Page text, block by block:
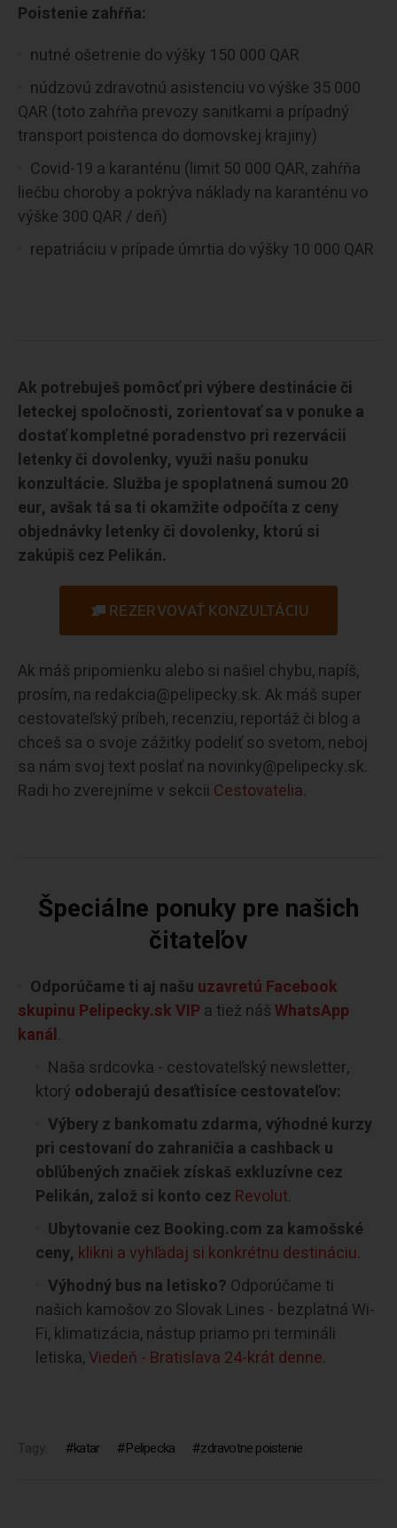
Poistenie zahŕňa:
nutné ošetrenie do výšky 150 000 QAR
núdzovú zdravotnú asistenciu vo výške 35 000
QAR (toto zahŕňa prevozy sanitkami a prípadný
transport poistenca do domovskej krajiny)
Covid-19 a karanténu (limit 50 000 QAR, zahŕňa
liečbu choroby a pokrýva náklady na karanténu vo
výške 300 QAR / deň)
repatriáciu v prípade úmrtia do výšky 10 000 QAR
Ak potrebuješ pomôcť pri výbere destinácie či
leteckej spoločnosti, zorientovať sa v ponuke a
dostať kompletné poradenstvo pri rezervácii
letenky či dovolenky, využi našu ponuku
konzultácie. Služba je spoplatnená sumou 20
eur, avšak tá sa ti okamžite odpočíta z ceny
objednávky letenky či dovolenky, ktorú si
zakúpiš cez Pelikán.
REZERVOVAŤ KONZULTÁCIU
Ak máš pripomienku alebo si našiel chybu, napíš,
prosím, na redakcia@pelipecky.sk. Ak máš super
cestovateľský príbeh, recenziu, reportáž či blog a
chceš sa o svoje zážitky podeliť so svetom, neboj
sa nám svoj text poslať na novinky@pelipecky.sk.
Radi ho zverejníme v sekcii Cestovatelia.
Špeciálne ponuky pre našich
čitateľov
Odporúčame ti aj našu uzavretú Facebook
skupinu Pelipecky.sk VIP a tiež nášWhatsApp
kanál.
Naša srdcovka - cestovateľský newsletter,
ktorý odoberajú desaťtisíce cestovateľov:
Výbery z bankomatu zdarma, výhodné kurzy
pri cestovaní do zahraničia a cashback u
obľúbených značiek získaš exkluzívne cez
Pelikán, založ si konto cez Revolut.
Ubytovanie cez Booking.com za kamošské
ceny, klikni a vyhľadaj si konkrétnu destináciu.
Výhodný bus na letisko? Odporúčame ti
našich kamošov zo Slovak Lines - bezplatná Wi-
Fi, klimatizácia, nástup priamo pri termináli
letiska,Viedeň - Bratislava 24-krát denne.
Tagy: katar Pelipecka zdravotne poistenie